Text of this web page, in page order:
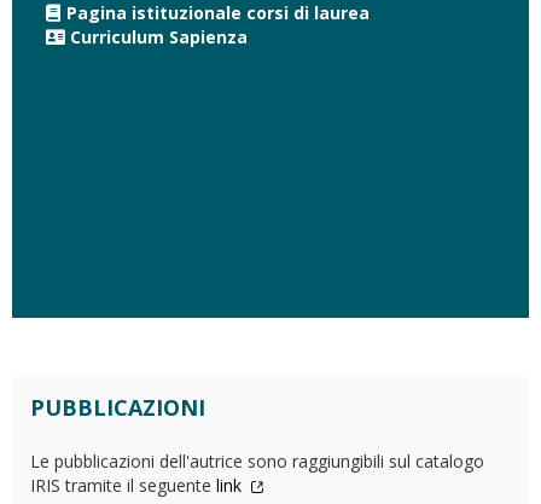
Pagina istituzionale corsi di laurea
Curriculum Sapienza
PUBBLICAZIONI
Le pubblicazioni dell'autrice sono raggiungibili sul catalogo
IRIS tramite il seguente link